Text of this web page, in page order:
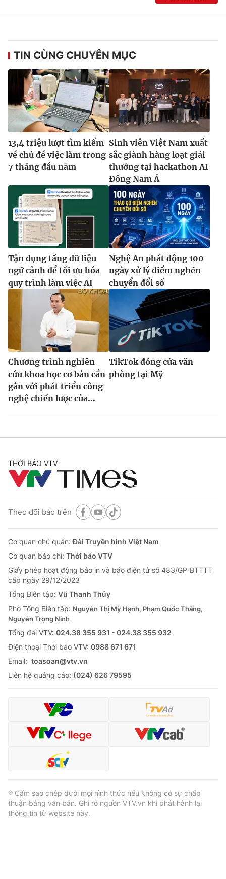
TIN CÙNG CHUYÊN MỤC
13,4 triệu lượt tìm kiếm
về chủ đề việc làm trong
7 tháng đầu năm
Sinh viên Việt Nam xuất
sắc giành hàng loạt giải
thưởng tại hackathon AI
Đông Nam Á
Tận dụng tầng dữ liệu
ngữ cảnh để tối ưu hóa
quy trình làm việc AI
Nghệ An phát động 100
ngày xử lý điểm nghẽn
chuyển đổi số
Chương trình nghiên
cứu khoa học cơ bản cần
gắn với phát triển công
nghệ chiến lược của...
TikTok đóng cửa văn
phòng tại Mỹ
THỜI BÁO VTV
Theo dõi báo trên
Cơ quan chủ quản:Đài Truyền hình Việt Nam
Cơ quan báo chí: Thời báo VTV
Giấy phép hoạt động báo in và báo điện tử số 483/GP-BTTTT
cấp ngày 29/12/2023
Tổng Biên tập: Vũ Thanh Thủy
Phó Tổng Biên tập: Nguyễn Thị Mỹ Hạnh, Phạm Quốc Thắng,
Nguyễn Trọng Ninh
Tổng đài VTV: 024.38 355 931 - 024.38 355 932
Ðiện thoại Thời báo VTV: 0988 671 671
Email: toasoan@vtv.vn
Liên hệ quảng cáo: (024) 626 79595
® Cấm sao chép dưới mọi hình thức nếu không có sự chấp
thuận bằng văn bản. Ghi rõ nguồn VTV.vn khi phát hành lại
thông tin từ website này.